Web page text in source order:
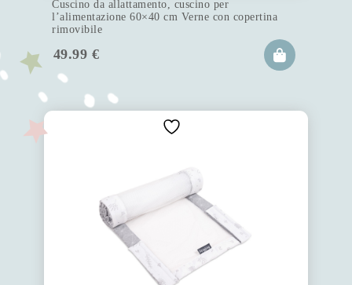
Cuscino da allattamento, cuscino per
l’alimentazione 60×40 cm Verne con copertina
rimovibile
49.99 €